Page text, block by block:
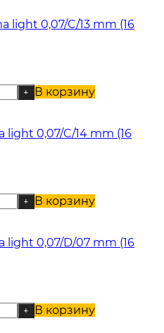
light 0,07/C/13 mm (16
+ В корзину
0,07/C/14 mm (16
+ В корзину
0,07/D/07 mm (16
+ В корзину